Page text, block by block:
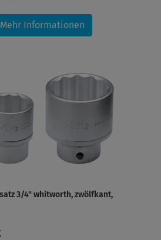
Mehr Informationen
3/4" whitworth, zwölfkant,